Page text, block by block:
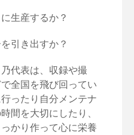
生産するか？
引き出すか？
代表は、収録や撮
全国を飛び回ってい
ったり自分メンテナ
間を大切にしたり、
かり作って心に栄養